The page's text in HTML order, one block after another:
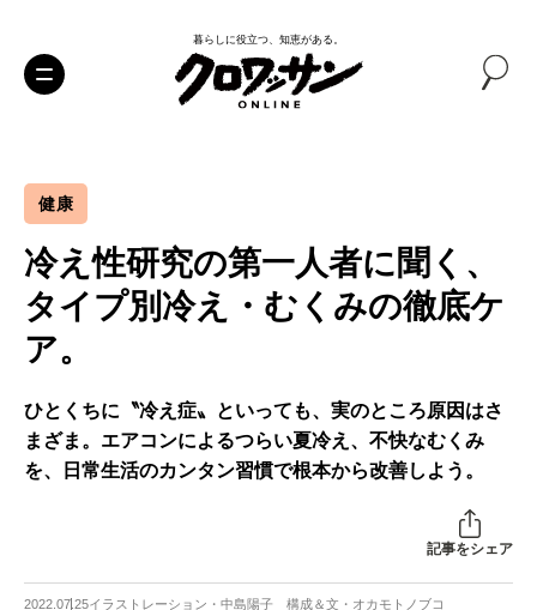
暮らしに役立つ、知恵がある。
健康
冷え性研究の第一人者に聞く、
タイプ別冷え・むくみの徹底ケ
ア。
ひとくちに〝冷え症〟といっても、実のところ原因はさ
まざま。エアコンによるつらい夏冷え、不快なむくみ
を、日常生活のカンタン習慣で根本から改善しよう。
記事をシェア
2022.07.25イラストレーション・中島陽子 構成＆文・オカモトノブコ